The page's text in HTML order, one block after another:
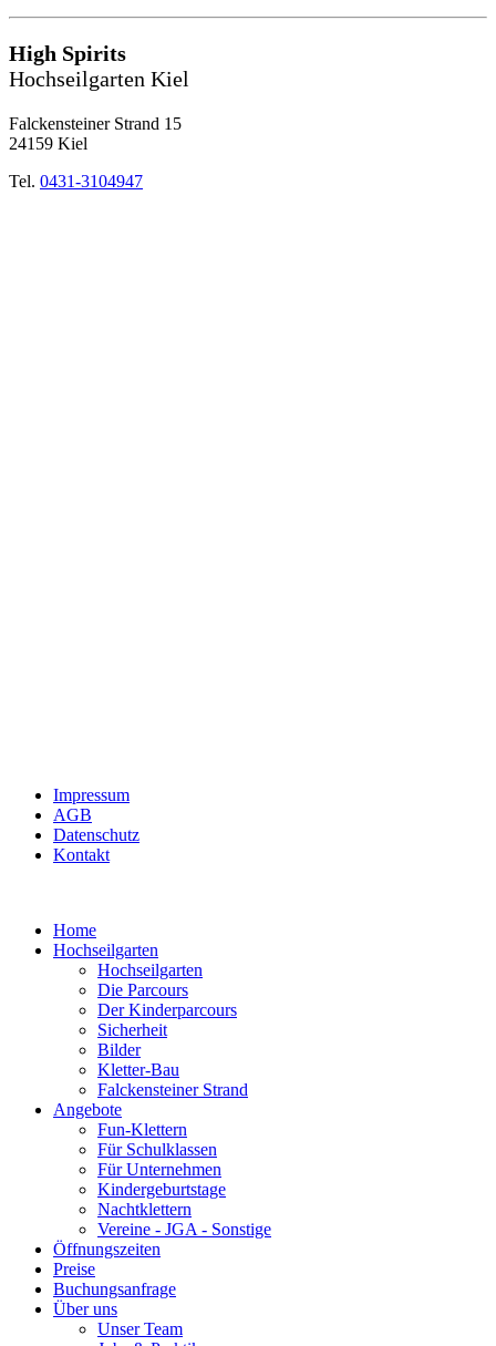
High Spirits
Hochseilgarten Kiel
Falckensteiner Strand 15
24159 Kiel
Tel. 0431-3104947
Impressum
AGB
Datenschutz
Kontakt
Home
Hochseilgarten
Hochseilgarten
Die Parcours
Der Kinderparcours
Sicherheit
Bilder
Kletter-Bau
Falckensteiner Strand
Angebote
Fun-Klettern
Für Schulklassen
Für Unternehmen
Kindergeburtstage
Nachtklettern
Vereine - JGA - Sonstige
Öffnungszeiten
Preise
Buchungsanfrage
Über uns
Unser Team